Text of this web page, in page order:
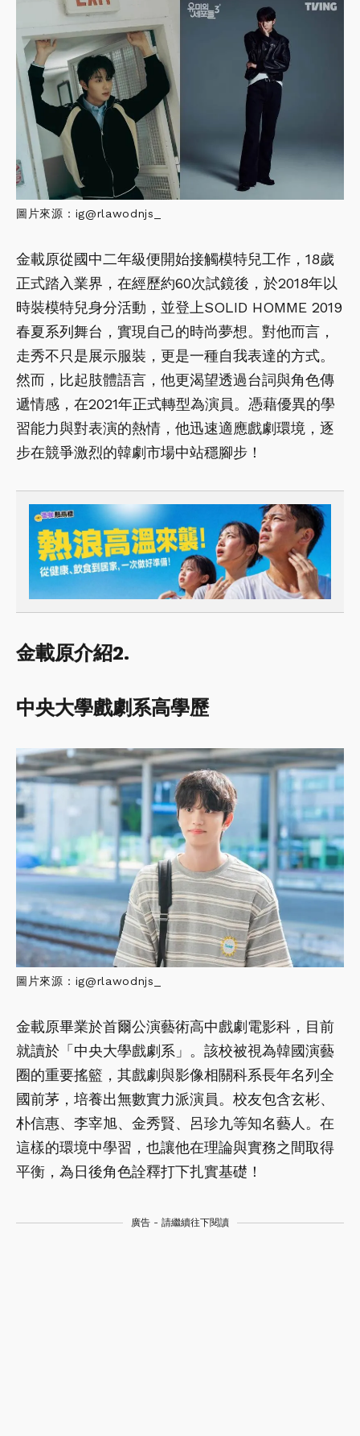
圖片來源：ig@rlawodnjs_
金載原從國中二年級便開始接觸模特兒工作，18歲
正式踏入業界，在經歷約60次試鏡後，於2018年以
時裝模特兒身分活動，並登上SOLID HOMME 2019
春夏系列舞台，實現自己的時尚夢想。對他而言，
走秀不只是展示服裝，更是一種自我表達的方式。
然而，比起肢體語言，他更渴望透過台詞與角色傳
遞情感，在2021年正式轉型為演員。憑藉優異的學
習能力與對表演的熱情，他迅速適應戲劇環境，逐
步在競爭激烈的韓劇市場中站穩腳步！
金載原介紹2.
中央大學戲劇系高學歷
圖片來源：ig@rlawodnjs_
金載原畢業於首爾公演藝術高中戲劇電影科，目前
就讀於「中央大學戲劇系」。該校被視為韓國演藝
圈的重要搖籃，其戲劇與影像相關科系長年名列全
國前茅，培養出無數實力派演員。校友包含玄彬、
朴信惠、李宰旭、金秀賢、呂珍九等知名藝人。在
這樣的環境中學習，也讓他在理論與實務之間取得
平衡，為日後角色詮釋打下扎實基礎！
廣告 - 請繼續往下閱讀